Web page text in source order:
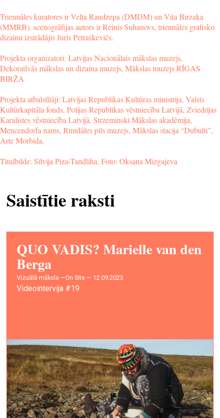
Triennāles kuratores ir Velta Raudzepa (DMDM) un Vita Birzaka
(MMRB), scenogrāfijas autors ir Reinis Suhanovs, triennāles grafisko
dizainu izstrādājis Juris Petraškevičs.
Projekta organizatori: Latvijas Nacionālais mākslas muzejs,
Dekoratīvās mākslas un dizaina muzejs, Mākslas muzejs RĪGAS
BIRŽA
Projekta atbalstītāji: Latvijas Republikas Kultūras ministrija, Valsts
Kultūrkapitāla fonds, Polijas Republikas vēstniecība Latvijā, Zviedrijas
Karalistes vēstniecība Latvijā, Strzeminski Mākslas akadēmija,
Mencendorfa nams, Rundāles pils muzejs, Mākslas stacija “Dubulti”,
Arte Morbida.
Titulbilde: Silvija Piza-Tandliha. Foto: Oksana Mizgajeva
Saistītie raksti
QUO VADIS? Marielle van den
Berga
vizuālā māksla —On Site — 12.09.2023.
Videointervija #19